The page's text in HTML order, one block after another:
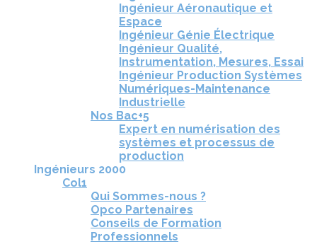
Ingénieur Aéronautique et
Espace
Ingénieur Génie Électrique
Ingénieur Qualité,
Instrumentation, Mesures, Essai
Ingénieur Production Systèmes
Numériques-Maintenance
Industrielle
Nos Bac+5
Expert en numérisation des
systèmes et processus de
production
Ingénieurs 2000
Col1
Qui Sommes-nous ?
Opco Partenaires
Conseils de Formation
Professionnels